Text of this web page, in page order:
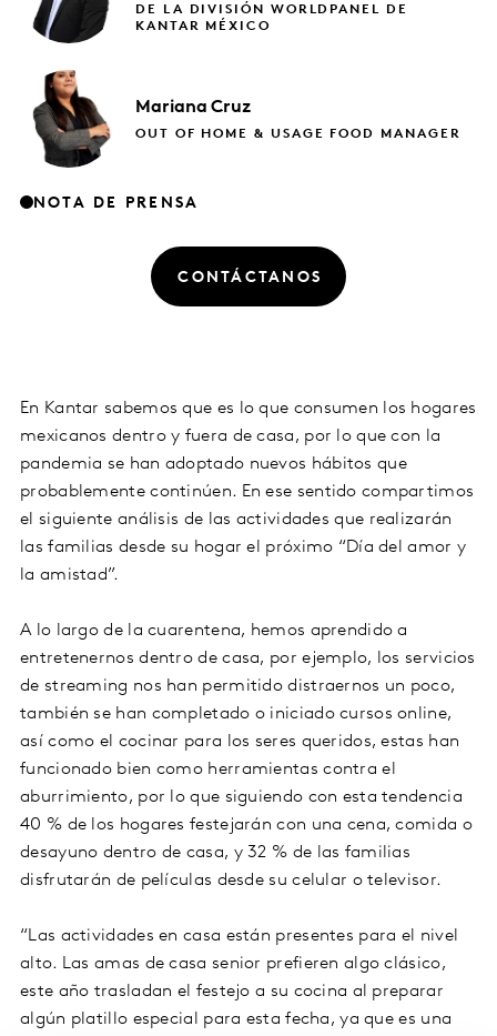
DE LA DIVISIÓN WORLDPANEL DE
KANTAR MÉXICO
Mariana Cruz
OUT OF HOME & USAGE FOOD MANAGER
NOTA DE PRENSA
CONTÁCTANOS
En Kantar sabemos que es lo que consumen los hogares
mexicanos dentro y fuera de casa, por lo que con la
pandemia se han adoptado nuevos hábitos que
probablemente continúen. En ese sentido compartimos
el siguiente análisis de las actividades que realizarán
las familias desde su hogar el próximo “Día del amor y
la amistad”.
A lo largo de la cuarentena, hemos aprendido a
entretenernos dentro de casa, por ejemplo, los servicios
de streaming nos han permitido distraernos un poco,
también se han completado o iniciado cursos online,
así como el cocinar para los seres queridos, estas han
funcionado bien como herramientas contra el
aburrimiento, por lo que siguiendo con esta tendencia
40 % de los hogares festejarán con una cena, comida o
desayuno dentro de casa, y 32 % de las familias
disfrutarán de películas desde su celular o televisor.
“Las actividades en casa están presentes para el nivel
alto. Las amas de casa senior prefieren algo clásico,
este año trasladan el festejo a su cocina al preparar
algún platillo especial para esta fecha, ya que es una